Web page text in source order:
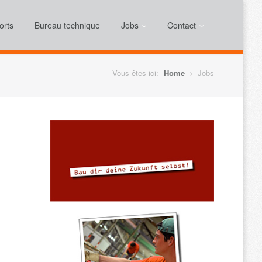
Bureau technique Jobs Contact
Vous êtes ici: Home Jobs